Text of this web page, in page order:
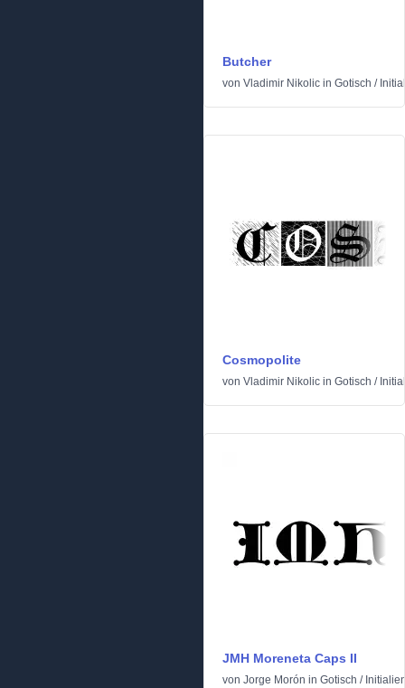
Butcher
von Vladimir Nikolic in Gotisch /
Cosmopolite
von Vladimir Nikolic in Gotisch /
JMH Moreneta Caps II
von Jorge Morón in Gotisch /